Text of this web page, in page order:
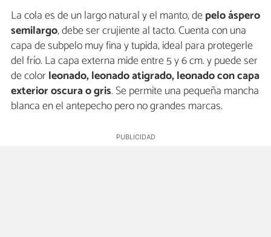
La cola es de un largo natural y el manto, depelo áspero
semilargo, debe ser crujiente al tacto. Cuenta con una
capa de subpelo muy fina y tupida, ideal para protegerle
del frío. La capa externa mide entre 5 y 6 cm. y puede ser
de colorleonado, leonado atigrado, leonado con capa
exterior oscura o gris. Se permite una pequeña mancha
blanca en el antepecho pero no grandes marcas.